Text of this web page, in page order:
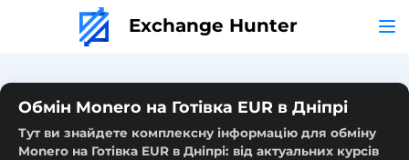
Exchange Hunter
Обмін Monero на Готівка EUR в Дніпрі
Тут ви знайдете комплексну інформацію для обміну
Monero на Готівка EUR в Дніпрі: від актуальних курсів